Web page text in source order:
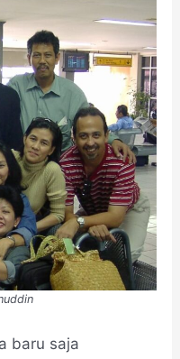
baru saja